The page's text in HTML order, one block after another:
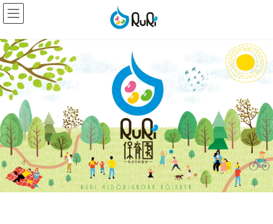
コ
ン
ン
ツ
へ
ス
キ
プ
ナ
ビ
ー
シ
ョ
ン
に
動